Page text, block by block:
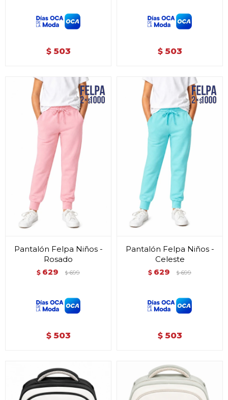
$ 503 $ 503
Pantalón Felpa Niños -
Rosado
$ 629 $ 699
$ 503
Pantalón Felpa Niños -
Celeste
$ 629 $ 699
$ 503